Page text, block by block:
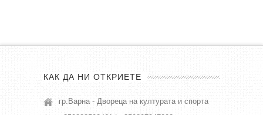
КАК ДА НИ ОТКРИЕТЕ
гр.Варна - Двореца на културата и спорта